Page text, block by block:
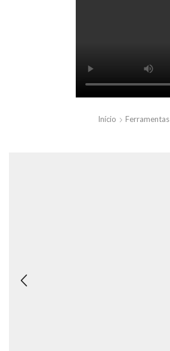
Início Ferramentas